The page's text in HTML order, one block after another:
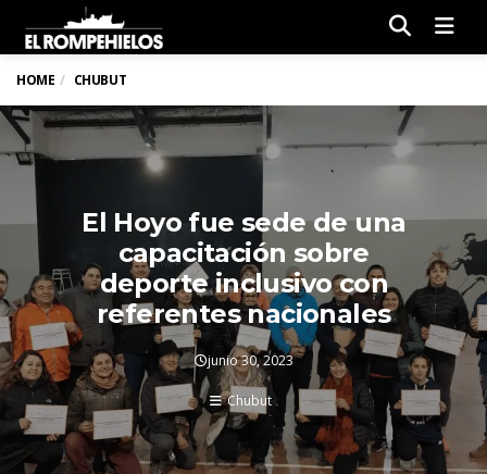
HOME CHUBUT
El Hoyo fue sede de una
capacitación sobre
deporte inclusivo con
referentes nacionales
junio 30, 2023
Chubut